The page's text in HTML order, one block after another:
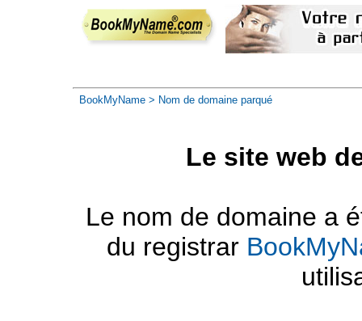
BookMyName > Nom de domaine parqué
Le site web
Le nom de domaine a
du registrar